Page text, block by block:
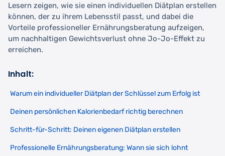
Lesern zeigen, wie sie einen individuellen Diätplan erstellen
können, der zu ihrem Lebensstil passt, und dabei die
Vorteile professioneller Ernährungsberatung aufzeigen,
um nachhaltigen Gewichtsverlust ohne Jo-Jo-Effekt zu
erreichen.
Inhalt:
Warum ein individueller Diätplan der Schlüssel zum Erfolg ist
Deinen persönlichen Kalorienbedarf richtig berechnen
Schritt-für-Schritt: Deinen eigenen Diätplan erstellen
Professionelle Ernährungsberatung: Wann sie sich lohnt